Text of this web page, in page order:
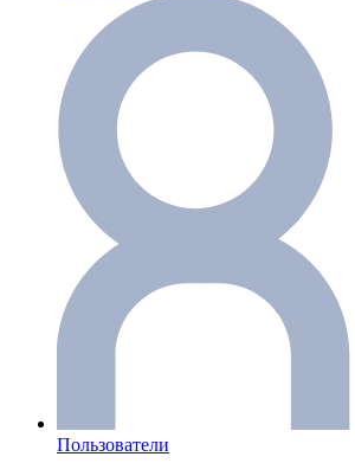
Пользователи